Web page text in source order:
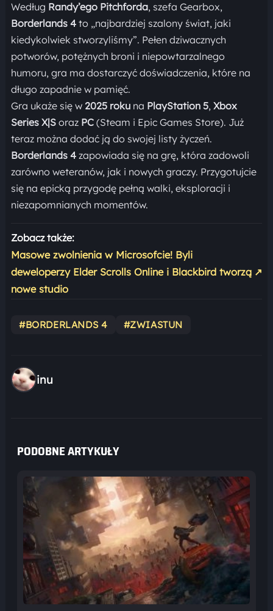
Według Randy’ego Pitchforda, szefa Gearbox,
Borderlands 4to „najbardziej szalony świat, jaki
kiedykolwiek stworzyliśmy”. Pełen dziwacznych
potworów, potężnych broni i niepowtarzalnego
humoru, gra ma dostarczyć doświadczenia, które na
długo zapadnie w pamięć.
Gra ukaże się w 2025 rokuna PlayStation 5, Xbox
Series X|Soraz PC(Steam i Epic Games Store). Już
teraz można dodać ją do swojej listy życzeń.
Borderlands 4zapowiada się na grę, która zadowoli
zarówno weteranów, jak i nowych graczy. Przygotujcie
się na epicką przygodę pełną walki, eksploracji i
niezapomnianych momentów.
Zobacz także:
Masowe zwolnienia w Microsofcie! Byli
deweloperzy Elder Scrolls Online i Blackbird tworzą
nowe studio
↗
#BORDERLANDS 4 #ZWIASTUN
inu
PODOBNE ARTYKUŁY